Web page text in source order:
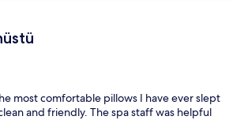
most comfortable pillows I have ever slept
and friendly. The spa staff was helpful